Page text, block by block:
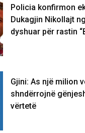
Policia konfirmon
Dukagjin Nikollajt
dyshuar për rastin
Gjini: As një milion
shndërrojnë
vërtetë